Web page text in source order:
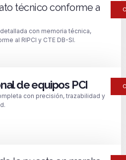
técnico conforme a
con memoria técnica,
al RIPCI y CTE DB-SI.
de equipos PCI
con precisión, trazabilidad y